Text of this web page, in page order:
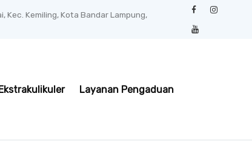
Kec. Kemiling, Kota Bandar Lampung,
Layanan Pengaduan